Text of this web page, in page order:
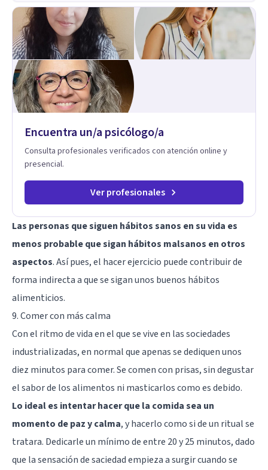
Encuentra un/a psicólogo/a
Consulta profesionales verificados con atención online y
presencial.
Ver profesionales
Las personas que siguen hábitos sanos en su vida es
menos probable que sigan hábitos malsanos en otros
aspectos. Así pues, el hacer ejercicio puede contribuir de
forma indirecta a que se sigan unos buenos hábitos
alimenticios.
9. Comer con más calma
Con el ritmo de vida en el que se vive en las sociedades
industrializadas, en normal que apenas se dediquen unos
diez minutos para comer. Se comen con prisas, sin degustar
el sabor de los alimentos ni masticarlos como es debido.
Lo ideal es intentar hacer que la comida sea un
momento de paz y calma, y hacerlo como si de un ritual se
tratara. Dedicarle un mínimo de entre 20 y 25 minutos, dado
que la sensación de saciedad empieza a surgir cuando se